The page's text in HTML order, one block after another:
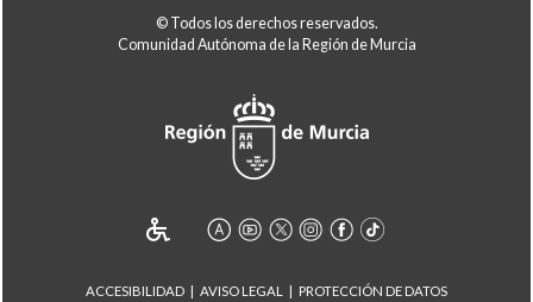
© Todos los derechos reservados.
Comunidad Autónoma de la Región de Murcia
ACCESIBILIDAD AVISO LEGAL PROTECCIÓN DE DATOS